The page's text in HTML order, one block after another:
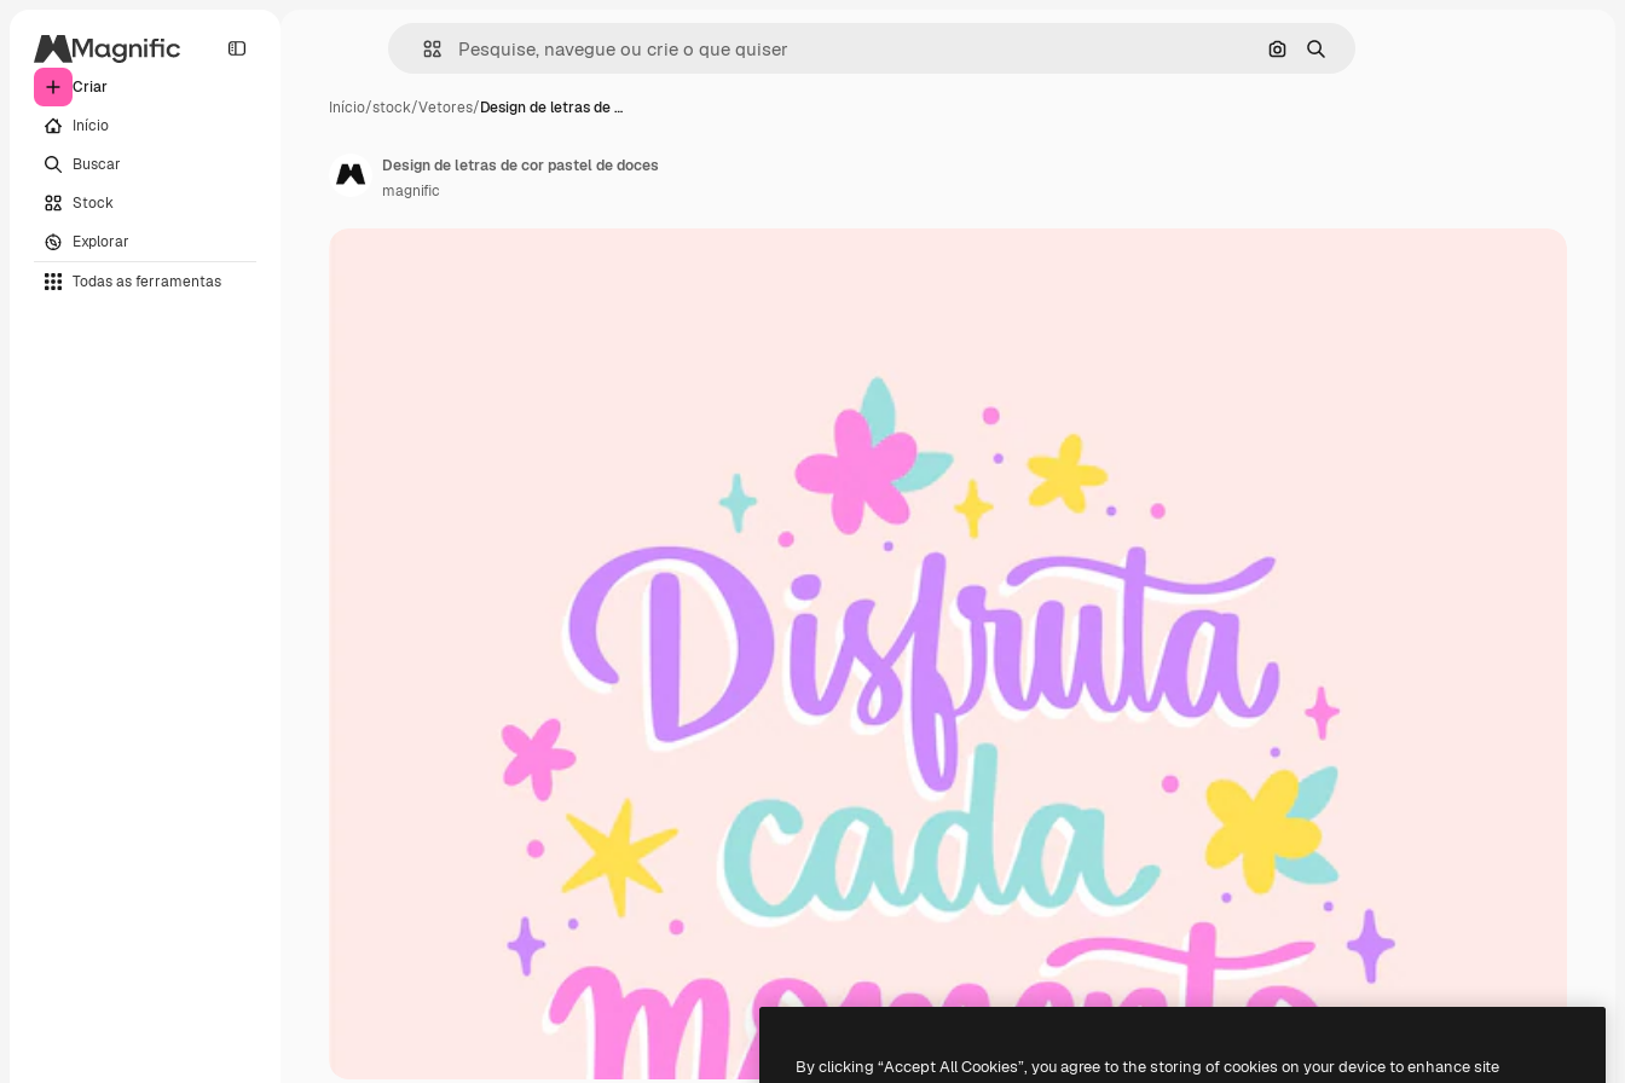
Criar
Início
Buscar
Stock
Explorar
Todas as ferramentas
Pesquisar por imagem
Buscar
Início/stock/Vetores/Design de letras de …
Design de letras de cor pastel de doces
magnific
By clicking “Accept All Cookies”, you agree to the storing of cookies on your device to enhance site